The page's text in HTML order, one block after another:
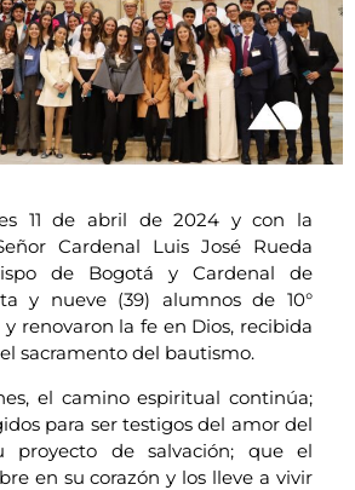
11 de abril de 2024 y con la
Cardenal Luis José Rueda
de Bogotá y Cardenal de
y nueve (39) alumnos de 10°
y renovaron la fe en Dios, recibida
sacramento del bautismo.
el camino espiritual continúa;
para ser testigos del amor del
proyecto de salvación; que el
en su corazón y los lleve a vivir